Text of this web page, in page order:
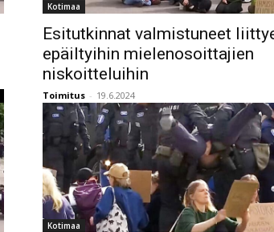
Kotimaa
Esitutkinnat valmistuneet
epäiltyihin mielenosoittajien
niskoitteluihin
Toimitus - 19.6.2024
Kotimaa